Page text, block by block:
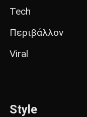
Tech
Περιβάλλον
Viral
Style